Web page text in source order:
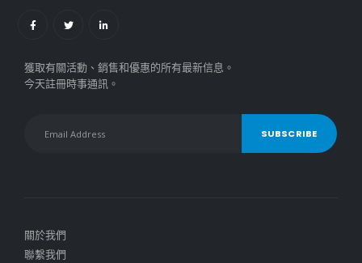
獲取有關活動、銷售和優惠的所有最新信息。
今天註冊時事通訊。
關於我們
聯繫我們